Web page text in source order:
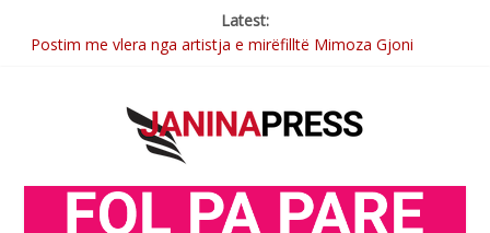
Latest:
Postim me vlera nga artistja e mirëfilltë Mimoza Gjoni
Brahim Çekaj njē veprimtar i respektuar i çeshtjës kombëtare
Sulm , pse të dua ty